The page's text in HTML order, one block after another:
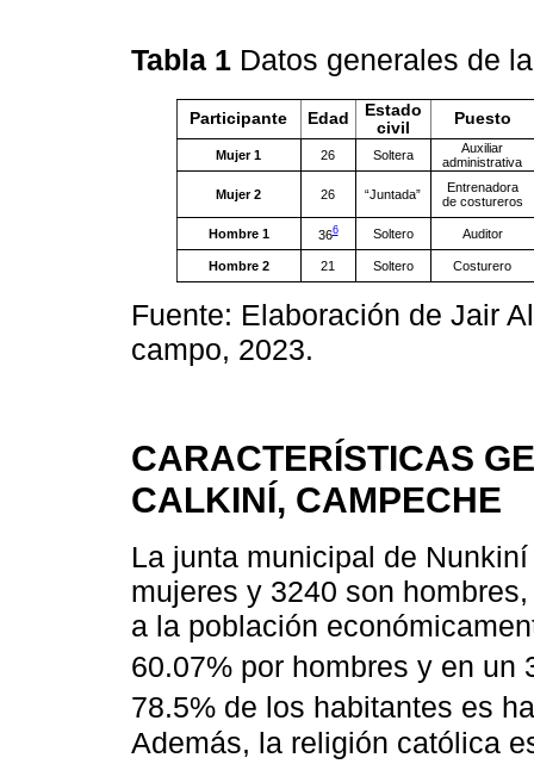
Tabla 1 Datos generales de
Participante Edad
Estado
civil
Puesto
Mujer 1 26 Soltera
Auxiliar
administrativa
Mujer 2 26 “Juntada”
Entrenadora
de costureros
Hombre 1 366 Soltero Auditor
Hombre 2 21 Soltero Costurero
Fuente: Elaboración de Jair
campo, 2023.
CARACTERÍSTICAS
CALKINÍ, CAMPECHE
La junta municipal de
mujeres y 3240 son
a la población
60.07% por hombres y en un
78.5% de los habitantes es
Además, la religión católica